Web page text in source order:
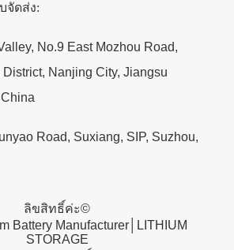
จัดส่ง:
No.9 East Mozhou Road,
Nanjing City, Jiangsu
Road, Suxiang, SIP, Suzhou,
ลิขสิทธิ์ค่ะ©
Battery Manufacturer│LITHIUM
STORAGE